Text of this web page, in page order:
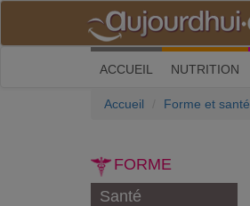
ACCUEIL (current)
NUTRITION
Accueil Forme et santé
FORME
Santé